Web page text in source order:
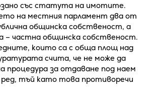
със статута на имотите.
на местния парламент два от
общинска собственост, а
– частна общинска собственост.
които са с обща площ над
счита, че не може да
процедура за отдаване под наем
ред, тъй като това противоречи